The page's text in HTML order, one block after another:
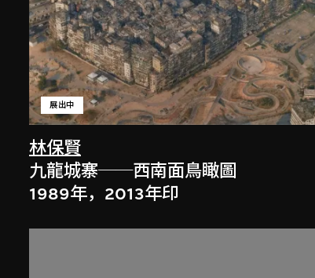
林保賢
展出中
九龍城寨──西南面鳥瞰圖
1989年，2013年印